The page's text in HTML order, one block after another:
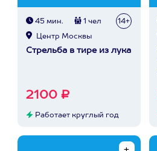
45 мин. 1 чел 14+
Центр Москвы
Стрельба в тире из лука
2100 ₽
Работает круглый год